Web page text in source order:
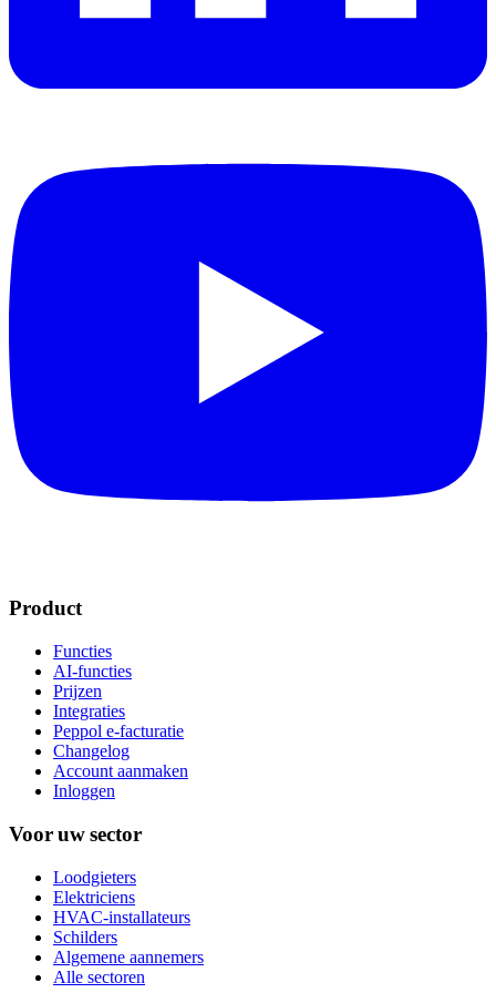
Product
Functies
AI-functies
Prijzen
Integraties
Peppol e-facturatie
Changelog
Account aanmaken
Inloggen
Voor uw sector
Loodgieters
Elektriciens
HVAC-installateurs
Schilders
Algemene aannemers
Alle sectoren